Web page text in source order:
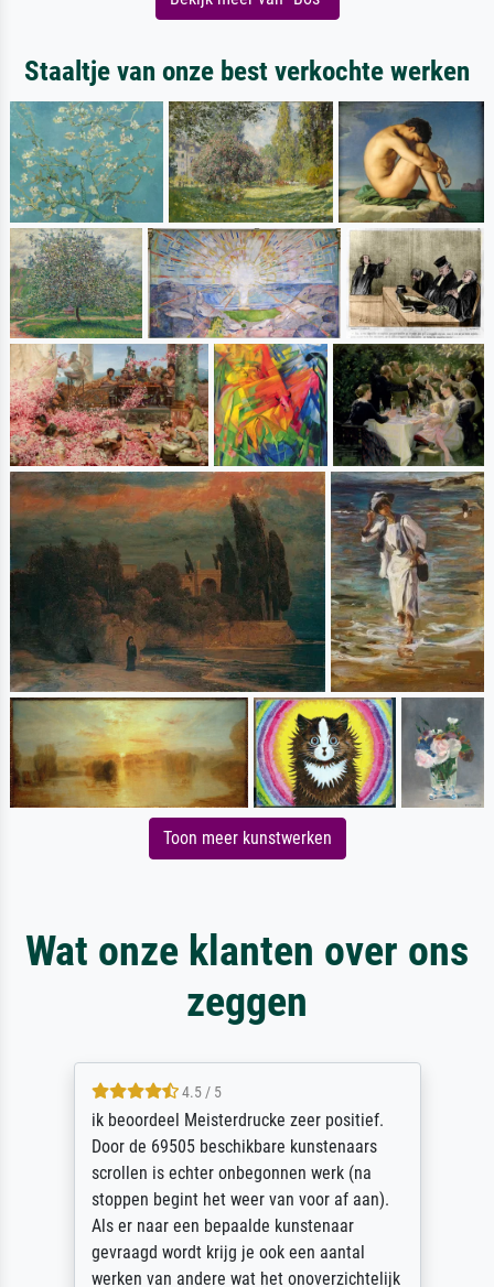
Staaltje van onze best verkochte werken
Toon meer kunstwerken
Wat onze klanten over ons
zeggen
4.5 / 5
ik beoordeel Meisterdrucke zeer positief.
Door de 69505 beschikbare kunstenaars
scrollen is echter onbegonnen werk (na
stoppen begint het weer van voor af aan).
Als er naar een bepaalde kunstenaar
gevraagd wordt krijg je ook een aantal
werken van andere wat het onoverzichtelijk